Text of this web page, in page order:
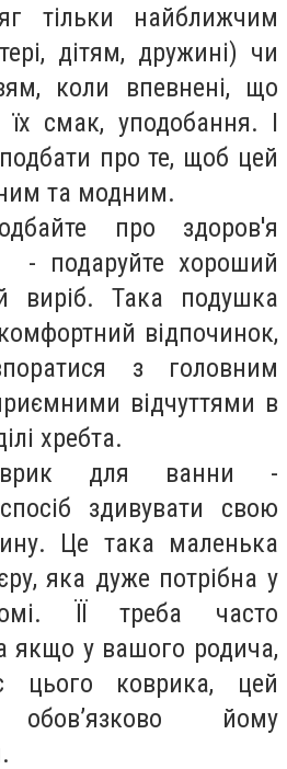
тільки найближчим
дітям, дружині) чи
коли впевнені, що
їх смак, уподобання. І
про те, щоб цей
та модним.
про здоров'я
- подаруйте хороший
виріб. Така подушка
відпочинок,
з головним
відчуттями в
хребта.
для ванни -
здивувати свою
Це така маленька
яка дуже потрібна у
ЇЇ треба часто
якщо у вашого родича,
цього коврика, цей
обов’язково йому